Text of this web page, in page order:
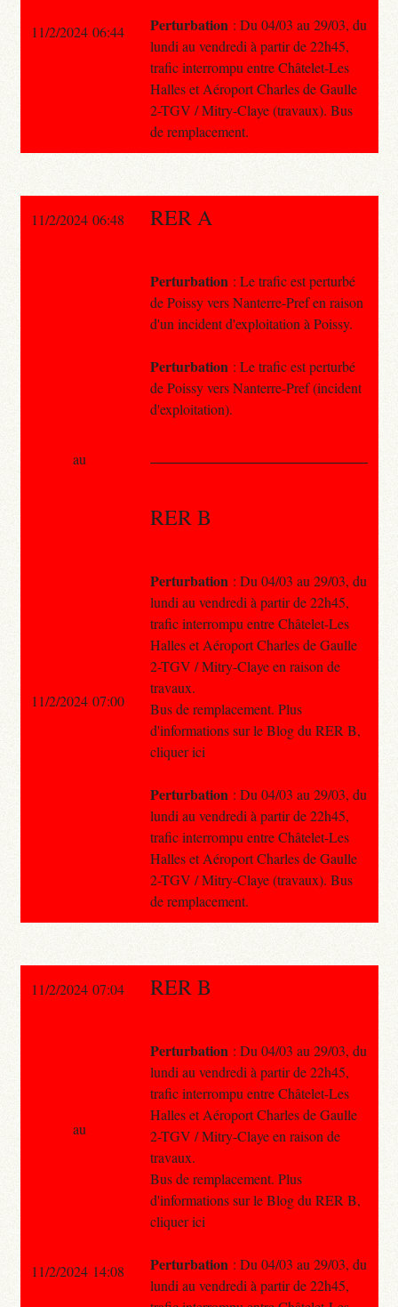
Perturbation : Du 04/03 au 29/03, du
lundi au vendredi à partir de 22h45,
trafic interrompu entre Châtelet-Les
Halles et Aéroport Charles de Gaulle
2-TGV / Mitry-Claye (travaux). Bus
de remplacement.
11/2/2024 06:44
11/2/2024 06:48 RER A
Perturbation : Le trafic est perturbé
de Poissy vers Nanterre-Pref en raison
d'un incident d'exploitation à Poissy.
Perturbation : Le trafic est perturbé
de Poissy vers Nanterre-Pref (incident
d'exploitation).
RER B
Perturbation : Du 04/03 au 29/03, du
lundi au vendredi à partir de 22h45,
trafic interrompu entre Châtelet-Les
Halles et Aéroport Charles de Gaulle
2-TGV / Mitry-Claye en raison de
travaux.
Bus de remplacement. Plus
d'informations sur le Blog du RER B,
cliquer ici
Perturbation : Du 04/03 au 29/03, du
lundi au vendredi à partir de 22h45,
trafic interrompu entre Châtelet-Les
Halles et Aéroport Charles de Gaulle
2-TGV / Mitry-Claye (travaux). Bus
de remplacement.
au
11/2/2024 07:00
11/2/2024 07:04 RER B
Perturbation : Du 04/03 au 29/03, du
lundi au vendredi à partir de 22h45,
trafic interrompu entre Châtelet-Les
Halles et Aéroport Charles de Gaulle
2-TGV / Mitry-Claye en raison de
travaux.
Bus de remplacement. Plus
d'informations sur le Blog du RER B,
cliquer ici
Perturbation : Du 04/03 au 29/03, du
lundi au vendredi à partir de 22h45,
au
11/2/2024 14:08